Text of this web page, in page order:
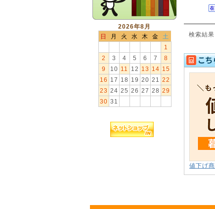
2026年8月
日
月 火 水 木 金
土
1
2
3 4 5 6 7
8
9
10 11 12 13 14 15
16
17 18 19 20 21
22
23 24 25 26 27 28 29
30 31
検索結果
値下げ